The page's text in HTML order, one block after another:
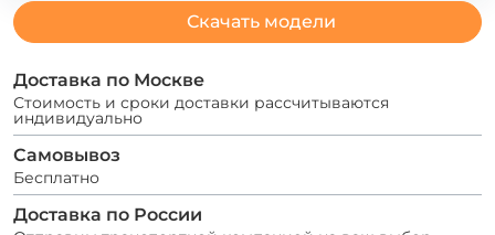
Скачать модели
Доставка по Москве
Стоимость и сроки доставки рассчитываются
индивидуально
Самовывоз
Бесплатно
Доставка по России